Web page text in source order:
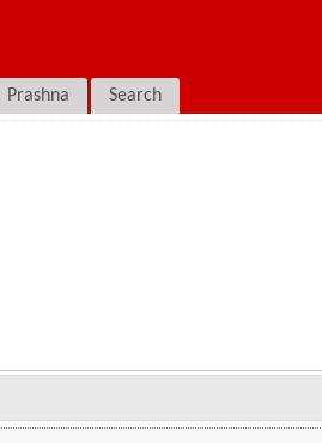
Prashna Search